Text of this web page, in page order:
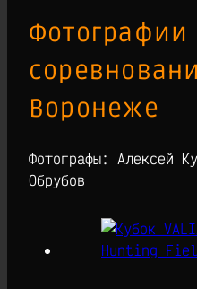
Фотографии
Воронеже
Фотографы: Алексей
Обрубов